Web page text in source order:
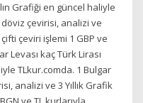
Grafiği en güncel haliyle
çevirisi, analizi ve
çifti çeviri işlemi 1 GBP ve
Levası kaç Türk Lirası
TLkur.comda. 1 Bulgar
analizi ve 3 Yıllık Grafik